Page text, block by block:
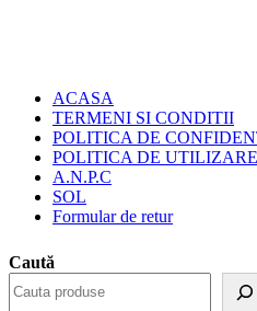
ACASA
TERMENI SI CONDITII
POLITICA DE
POLITICA DE
A.N.P.C
SOL
Formular de retur
Caută